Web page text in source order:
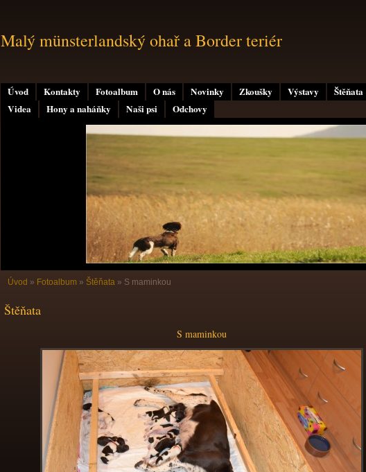
Úvod Kontakty Fotoalbum O nás Novinky Zkoušky Výstavy Štěňata
Videa
Hony a naháňky Naši psi Odchovy
Malý münsterlandský ohař a Border teriér
Úvod » Fotoalbum » Štěňata » S maminkou
Štěňata
S maminkou